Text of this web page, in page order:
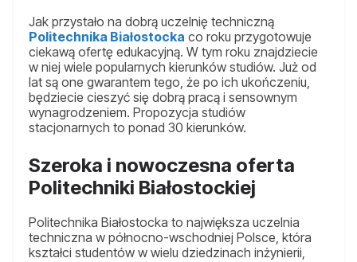
Jak przystało na dobrą uczelnię techniczną
Politechnika Białostocka co roku przygotowuje
ciekawą ofertę edukacyjną. W tym roku znajdziecie
w niej wiele popularnych kierunków studiów. Już od
lat są one gwarantem tego, że po ich ukończeniu,
będziecie cieszyć się dobrą pracą i sensownym
wynagrodzeniem. Propozycja studiów
stacjonarnych to ponad 30 kierunków.
Szeroka i nowoczesna oferta
Politechniki Białostockiej
Politechnika Białostocka to największa uczelnia
techniczna w północno-wschodniej Polsce, która
kształci studentów w wielu dziedzinach inżynierii,